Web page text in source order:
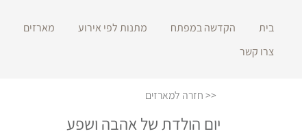
בית הקדשה במפתח מתנות לפי אירוע מארזים
צרו קשר
<< חזרה למארזים
יום הולדת של אהבה ושפע